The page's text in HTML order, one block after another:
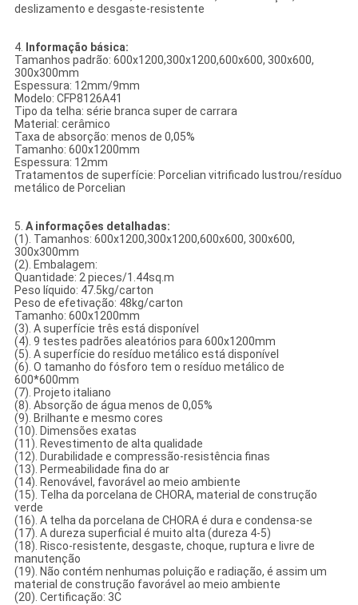
deslizamento e desgaste-resistente
4. Informação básica:
Tamanhos padrão: 600x1200,300x1200,600x600, 300x600,
300x300mm
Espessura: 12mm/9mm
Modelo: CFP8126A41
Tipo da telha: série branca super de carrara
Material: cerâmico
Taxa de absorção: menos de 0,05%
Tamanho: 600x1200mm
Espessura: 12mm
Tratamentos de superfície: Porcelian vitrificado lustrou/resíduo
metálico de Porcelian
5. A informações detalhadas:
(1). Tamanhos: 600x1200,300x1200,600x600, 300x600,
300x300mm
(2). Embalagem:
Quantidade: 2 pieces/1.44sq.m
Peso líquido: 47.5kg/carton
Peso de efetivação: 48kg/carton
Tamanho: 600x1200mm
(3). A superfície três está disponível
(4). 9 testes padrões aleatórios para 600x1200mm
(5). A superfície do resíduo metálico está disponível
(6). O tamanho do fósforo tem o resíduo metálico de
600*600mm
(7). Projeto italiano
(8). Absorção de água menos de 0,05%
(9). Brilhante e mesmo cores
(10). Dimensões exatas
(11). Revestimento de alta qualidade
(12). Durabilidade e compressão-resistência finas
(13). Permeabilidade fina do ar
(14). Renovável, favorável ao meio ambiente
(15). Telha da porcelana de CHORA, material de construção
verde
(16). A telha da porcelana de CHORA é dura e condensa-se
(17). A dureza superficial é muito alta (dureza 4-5)
(18). Risco-resistente, desgaste, choque, ruptura e livre de
manutenção
(19). Não contém nenhumas poluição e radiação, é assim um
material de construção favorável ao meio ambiente
(20). Certificação: 3C